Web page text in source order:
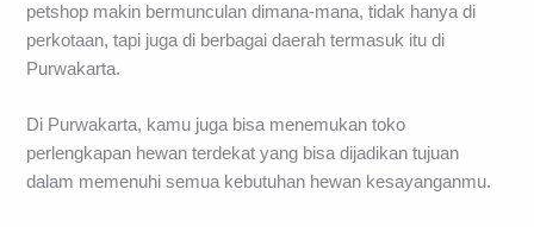
petshop makin bermunculan dimana-mana, tidak hanya di
perkotaan, tapi juga di berbagai daerah termasuk itu di
Purwakarta.
Di Purwakarta, kamu juga bisa menemukan toko
perlengkapan hewan terdekat yang bisa dijadikan tujuan
dalam memenuhi semua kebutuhan hewan kesayanganmu.